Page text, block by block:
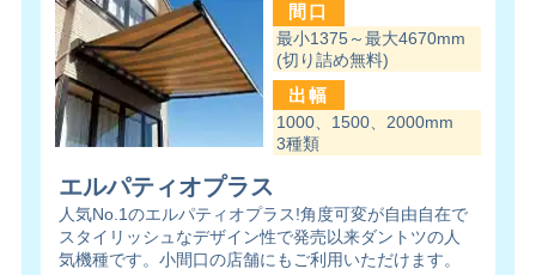
間口
最小1375～最大4670mm
(切り詰め無料)
出幅
1000、1500、2000mm
3種類
エルパティオプラス
人気No.1のエルパティオプラス!角度可変が自由自在で
スタイリッシュなデザイン性で発売以来ダントツの人
気機種です。小間口の店舗にもご利用いただけます。